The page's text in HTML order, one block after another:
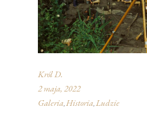
Król D.
2 maja, 2022
Galeria, Historia, Ludzie